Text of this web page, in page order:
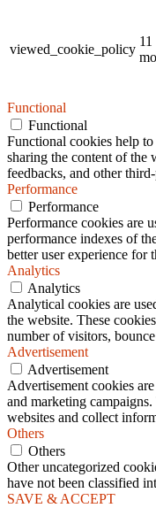
viewed_cookie_policy
11
Functional
Functional
Functional cookies help
sharing the content of the
feedbacks, and other
Performance
Performance
Performance cookies are
performance indexes of
better user experience for
Analytics
Analytics
Analytical cookies are
the website. These
number of visitors,
Advertisement
Advertisement
Advertisement cookies
and marketing
websites and collect
Others
Others
Other uncategorized
have not been classified
SAVE & ACCEPT